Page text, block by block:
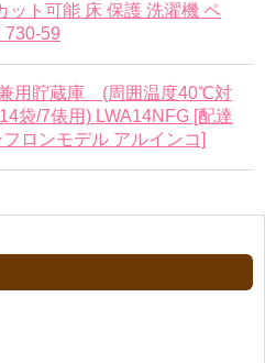
ット可能 床 保護 洗濯機 ペ
730-59
用貯蔵庫 (周囲温度40℃対
袋/7俵用) LWA14NFG [配達
ロンモデル アルインコ]